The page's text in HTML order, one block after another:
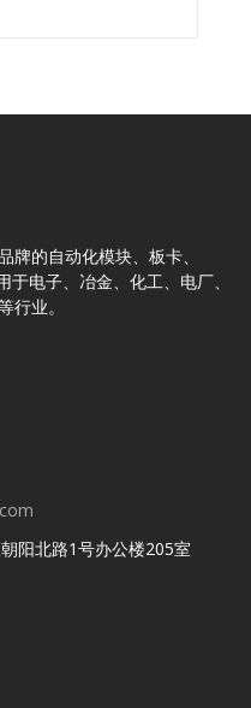
的自动化模块、板卡、
电子、冶金、化工、电厂、
行业。
阳北路1号办公楼205室